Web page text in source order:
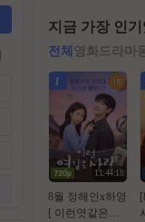
지금 가장 인
전체 영화드라마
1
11:44:18
8월 정해인x하영
[ 이런엿같은ㅅr